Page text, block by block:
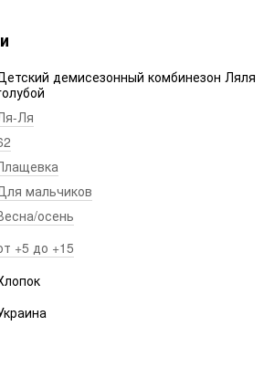
демисезонный комбинезон Ляля
Ля
мальчиков
осень
+5 до +15